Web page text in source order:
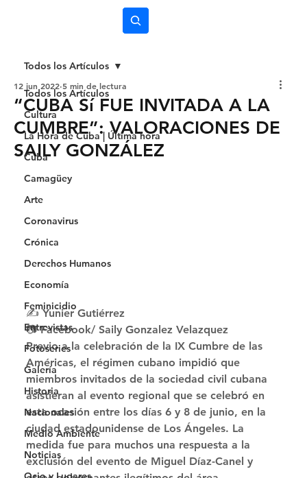
Todos los Artículos
Cultura
La Hora de Cuba | Última hora
Cuba
Camagüey
Arte
Coronavirus
Crónica
Derechos Humanos
Economía
Feminicidio
Entrevistas
Fotoseries
Galería
Historia
Nacionales
Medio Ambiente
Noticias
Todos los Artículos
“CUBA Sí FUE INVITADA A LA
CUMBRE”: VALORACIONES DE
SAILY GONZÁLEZ
12 jun 2022 5 min de lectura
✍️ Yunier Gutiérrez
📷 Facebook/ Saily Gonzalez Velazquez
Previo a la celebración de la IX Cumbre de las
Américas, el régimen cubano impidió que
miembros invitados de la sociedad civil cubana
asistieran al evento regional que se celebró en
esta ocasión entre los días 6 y 8 de junio, en la
ciudad estadounidense de Los Ángeles. La
medida fue para muchos una respuesta a la
exclusión del evento de Miguel Díaz-Canel y